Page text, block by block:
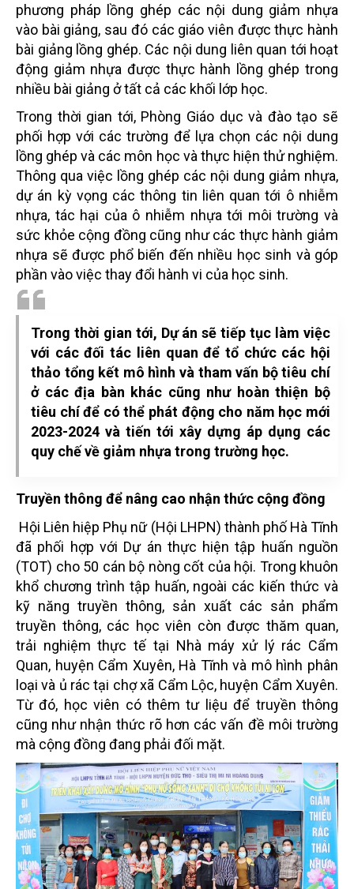
phương pháp lồng ghép các nội dung giảm nhựa
vào bài giảng, sau đó các giáo viên được thực hành
bài giảng lồng ghép. Các nội dung liên quan tới hoạt
động giảm nhựa được thực hành lồng ghép trong
nhiều bài giảng ở tất cả các khối lớp học.
Trong thời gian tới, Phòng Giáo dục và đào tạo sẽ
phối hợp với các trường để lựa chọn các nội dung
lồng ghép và các môn học và thực hiện thử nghiệm.
Thông qua việc lồng ghép các nội dung giảm nhựa,
dự án kỳ vọng các thông tin liên quan tới ô nhiễm
nhựa, tác hại của ô nhiễm nhựa tới môi trường và
sức khỏe cộng đồng cũng như các thực hành giảm
nhựa sẽ được phổ biến đến nhiều học sinh và góp
phần vào việc thay đổi hành vi của học sinh.
Trong thời gian tới, Dự án sẽ tiếp tục làm việc
với các đối tác liên quan để tổ chức các hội
thảo tổng kết mô hình và tham vấn bộ tiêu chí
ở các địa bàn khác cũng như hoàn thiện bộ
tiêu chí để có thể phát động cho năm học mới
2023-2024 và tiến tới xây dựng áp dụng các
quy chế về giảm nhựa trong trường học.
Truyền thông để nâng cao nhận thức cộng đồng
Hội Liên hiệp Phụ nữ (Hội LHPN) thành phố Hà Tĩnh
đã phối hợp với Dự án thực hiện tập huấn nguồn
(TOT) cho 50 cán bộ nòng cốt của hội. Trong khuôn
khổ chương trình tập huấn, ngoài các kiến thức và
kỹ năng truyền thông, sản xuất các sản phẩm
truyền thông, các học viên còn được thăm quan,
trải nghiệm thực tế tại Nhà máy xử lý rác Cẩm
Quan, huyện Cẩm Xuyên, Hà Tĩnh và mô hình phân
loại và ủ rác tại chợ xã Cẩm Lộc, huyện Cẩm Xuyên.
Từ đó, học viên có thêm tư liệu để truyền thông
cũng như nhận thức rõ hơn các vấn đề môi trường
mà cộng đồng đang phải đối mặt.